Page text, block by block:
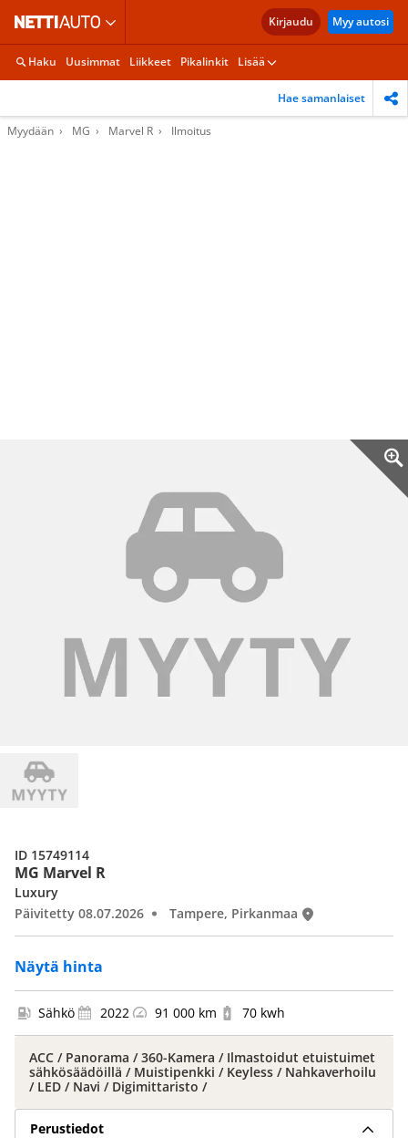
Kirjaudu Myy autosi
Haku Uusimmat Liikkeet Pikalinkit Lisää
Hae samanlaiset
Myydään MG Marvel R Ilmoitus
MG Marvel R
Näytä hinta
Luxury
Päivitetty 08.07.2026
Tampere, Pirkanmaa
ID 15749114
Sähkö 2022 91 000 km 70 kwh
ACC / Panorama / 360-Kamera / Ilmastoidut etuistuimet
sähkösäädöillä / Muistipenkki / Keyless / Nahkaverhoilu
/ LED / Navi / Digimittaristo /
Perustiedot